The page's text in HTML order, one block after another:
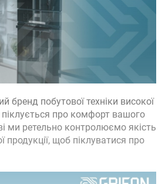
бренд побутової техніки високої
про комфорт вашого
ми ретельно контролюємо якість
продукції, щоб піклуватися про